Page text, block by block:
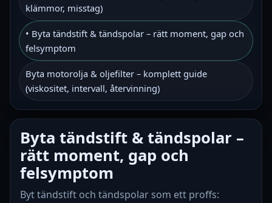
klämmor, misstag)
• Byta tändstift & tändspolar – rätt moment, gap och
felsymptom
Byta motorolja & oljefilter – komplett guide
(viskositet, intervall, återvinning)
Byta tändstift & tändspolar –
rätt moment, gap och
felsymptom
Byt tändstift och tändspolar som ett proffs: